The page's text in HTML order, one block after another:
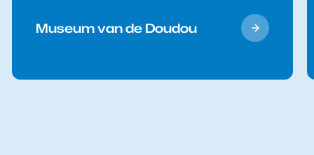
Museum van de Doudou